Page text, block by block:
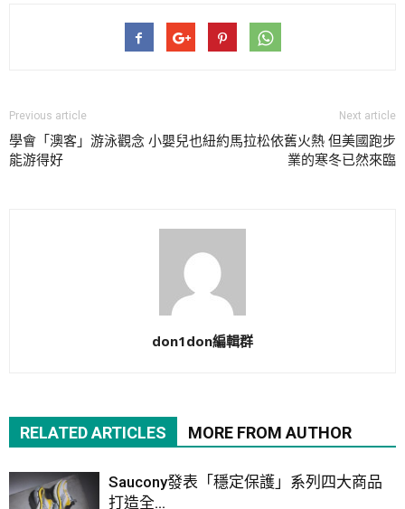
Previous article
學會「澳客」游泳觀念 小嬰兒也
能游得好
Next article
紐約馬拉松依舊火熱 但美國跑步
業的寒冬已然來臨
don1don編輯群
RELATED ARTICLES MORE FROM AUTHOR
Saucony發表「穩定保護」系列四大商品
打造全...